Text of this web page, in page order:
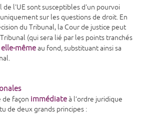
de l'UE sont susceptibles d'un pourvoi
sur les questions de droit. En
du Tribunal, la Cour de justice peut
(qui sera lié par les points tranchés
mêmeau fond, substituant ainsi sa
de façon immédiateà l’ordre juridique
de deux grands principes :